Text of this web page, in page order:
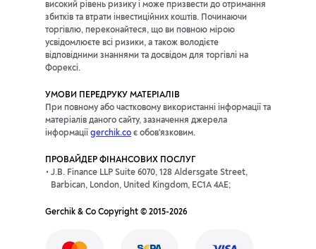
високий рівень ризику і може призвести до отримання
збитків та втрати інвестиційних коштів. Починаючи
торгівлю, переконайтеся, що ви повною мірою
усвідомлюєте всі ризики, а також володієте
відповідними знаннями та досвідом для торгівлі на
Форексі.
УМОВИ ПЕРЕДРУКУ МАТЕРІАЛІВ
При повному або частковому використанні інформації та
матеріалів даного сайту, зазначення джерела
інформації gerchik.co є обов'язковим.
ПРОВАЙДЕР ФІНАНСОВИХ ПОСЛУГ
J.B. Finance LLP Suite 6070, 128 Aldersgate Street,
Barbican, London, United Kingdom, EC1A 4AE;
Gerchik & Co Copyright © 2015-2026